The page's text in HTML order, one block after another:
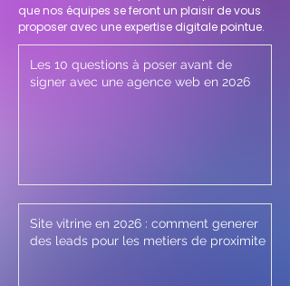
que nos équipes se feront un plaisir de vous
proposer avec une expertise digitale pointue.
Les 10 questions à poser avant de
signer avec une agence web en 2026
Site vitrine en 2026 : comment generer
des leads pour les metiers de proximite